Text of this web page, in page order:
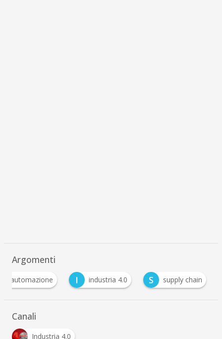
Argomenti
automazione I industria 4.0 S supply chain
Canali
Industria 4.0